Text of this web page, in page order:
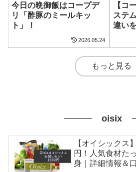
今日の晩御飯はコープデ
リ「酢豚のミールキッ
ト」！
2026.05.24
【コ
ステ
違い
もっと見る
oisix
【オイシックス
円！人気食材た
身｜詳細情報＆